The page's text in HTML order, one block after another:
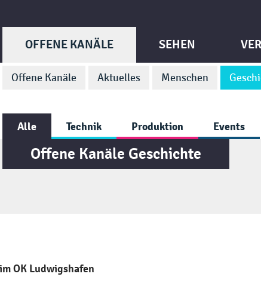
OFFENE KANÄLE
Offene Kanäle Aktuelles Menschen
SEHEN
Alle Technik Produktion Events
Offene Kanäle Geschichte
OK Ludwigshafen